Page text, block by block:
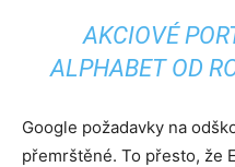
AKCIOVÉ
ALPHABET OD
Google požadavky na
přemrštěné. To přesto, že